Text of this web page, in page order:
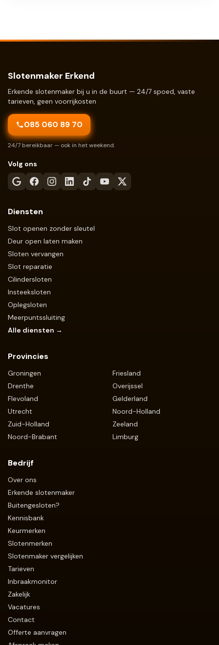
Slotenmaker Erkend
Erkende slotenmaker bij u in de buurt — 24/7 spoed, vaste
tarieven, geen voorrijkosten
085 060 89 70
24/7 bereikbaar — ook in het weekend.
Volg ons
Diensten
Slot openen zonder sleutel
Deur open laten maken
Sloten vervangen
Slot reparatie
Cilindersloten
Insteeksloten
Oplegsloten
Meerpuntssluiting
Alle diensten →
Provincies
Groningen
Friesland
Drenthe
Overijssel
Flevoland
Gelderland
Utrecht
Noord-Holland
Zuid-Holland
Zeeland
Noord-Brabant
Limburg
Bedrijf
Over ons
Erkende slotenmaker
Buitengesloten?
Kennisbank
Keurmerken
Slotenmerken
Slotenmaker vergelijken
Tarieven
Inbraakmonitor
Zakelijk
Vacatures
Contact
Offerte aanvragen